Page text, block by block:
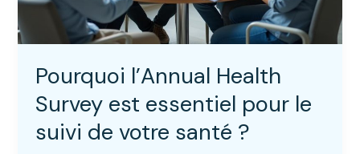
Pourquoi l’Annual Health
Survey est essentiel pour le
suivi de votre santé ?